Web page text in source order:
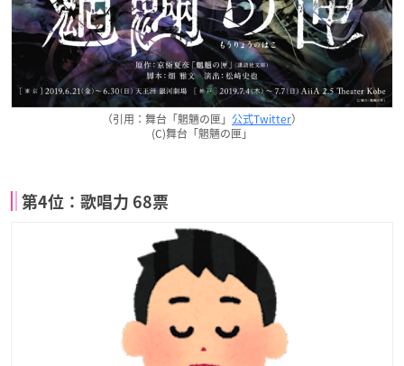
（引用：舞台「魍魎の匣」 公式Twitter）
(C)舞台「魍魎の匣」
第4位：歌唱力 68票